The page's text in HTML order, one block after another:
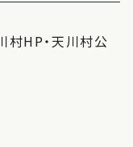
HP・天川村公